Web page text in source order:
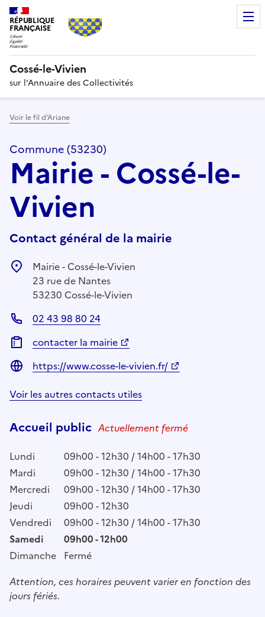
RÉPUBLIQUE
FRANÇAISE
Cossé-le-Vivien
sur l’Annuaire des Collectivités
Voir le fil d’Ariane
Commune (53230)
Mairie - Cossé-le-
Vivien
Contact général de la mairie
Mairie - Cossé-le-Vivien
23 rue de Nantes
53230 Cossé-le-Vivien
02 43 98 80 24
contacter la mairie
https://www.cosse-le-vivien.fr/
Voir les autres contacts utiles
Accueil public Actuellement fermé
Lundi
09h00 - 12h30 / 14h00 - 17h30
Mardi
09h00 - 12h30 / 14h00 - 17h30
Mercredi
09h00 - 12h30 / 14h00 - 17h30
Jeudi
09h00 - 12h30
Vendredi
09h00 - 12h30 / 14h00 - 17h30
Samedi
09h00 - 12h00
Dimanche Fermé
Attention, ces horaires peuvent varier en fonction des
jours fériés.